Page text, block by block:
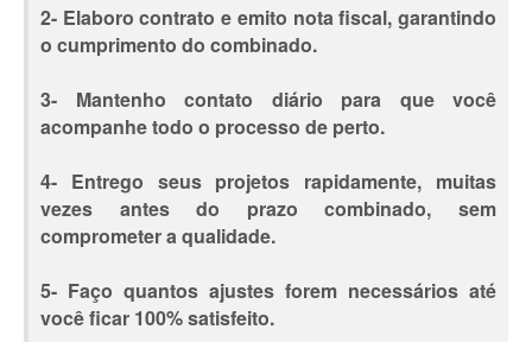
2- Elaboro contrato e emito nota fiscal, garantindo
o cumprimento do combinado.
3- Mantenho contato diário para que você
acompanhe todo o processo de perto.
4- Entrego seus projetos rapidamente, muitas
vezes antes do prazo combinado, sem
comprometer a qualidade.
5- Faço quantos ajustes forem necessários até
você ficar 100% satisfeito.